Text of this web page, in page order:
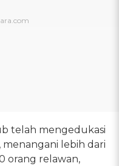
telah mengedukasi
lebih dari
orang relawan,